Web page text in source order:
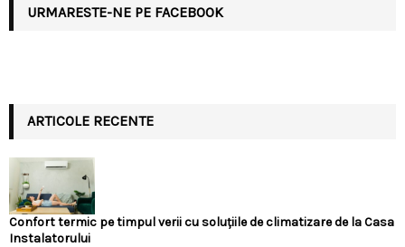
URMARESTE-NE PE FACEBOOK
ARTICOLE RECENTE
Confort termic pe timpul verii cu soluțiile de climatizare de la Casa
Instalatorului